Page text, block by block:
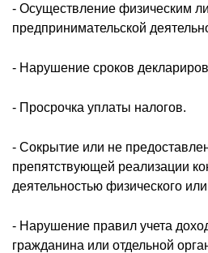
- Осуществление физическим
предпринимательской
- Нарушение сроков
- Просрочка уплаты налогов.
- Сокрытие или не
препятствующей реализации
деятельностью физического
- Нарушение правил учета
гражданина или отдельной